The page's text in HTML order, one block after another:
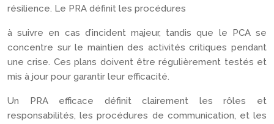
résilience. Le PRA définit les procédures
à suivre en cas d’incident majeur, tandis que le PCA se
concentre sur le maintien des activités critiques pendant
une crise. Ces plans doivent être régulièrement testés et
mis à jour pour garantir leur efficacité.
Un PRA efficace définit clairement les rôles et
responsabilités, les procédures de communication, et les